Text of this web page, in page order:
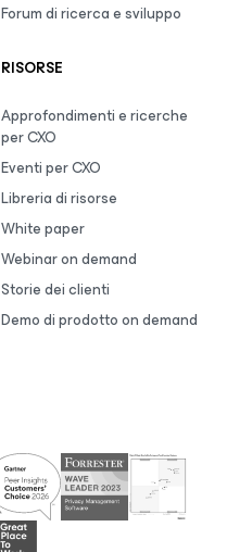
Forum di ricerca e sviluppo
RISORSE
Approfondimenti e ricerche
per CXO
Eventi per CXO
Libreria di risorse
White paper
Webinar on demand
Storie dei clienti
Demo di prodotto on demand